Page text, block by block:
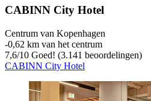
CABINN City Hotel
Centrum van Kopenhagen
‐0,62 km van het centrum
7,6/10 Goed! (3.141 beoordelingen)
CABINN City Hotel